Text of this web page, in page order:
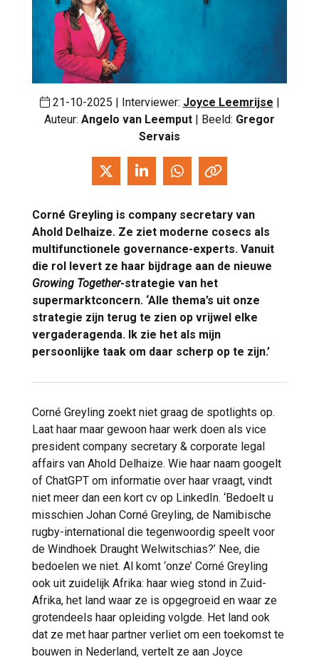
21-10-2025 | Interviewer: Joyce Leemrijse |
Auteur: Angelo van Leemput | Beeld: Gregor
Servais
Corné Greyling is company secretary van
Ahold Delhaize. Ze ziet moderne cosecs als
multifunctionele governance-experts. Vanuit
die rol levert ze haar bijdrage aan de nieuwe
Growing Together-strategie van het
supermarktconcern. ‘Alle thema’s uit onze
strategie zijn terug te zien op vrijwel elke
vergaderagenda. Ik zie het als mijn
persoonlijke taak om daar scherp op te zijn.’
Corné Greyling zoekt niet graag de spotlights op.
Laat haar maar gewoon haar werk doen als vice
president company secretary & corporate legal
affairs van Ahold Delhaize. Wie haar naam googelt
of ChatGPT om informatie over haar vraagt, vindt
niet meer dan een kort cv op LinkedIn. ‘Bedoelt u
misschien Johan Corné Greyling, de Namibische
rugby-international die tegenwoordig speelt voor
de Windhoek Draught Welwitschias?’ Nee, die
bedoelen we niet. Al komt ‘onze’ Corné Greyling
ook uit zuidelijk Afrika: haar wieg stond in Zuid-
Afrika, het land waar ze is opgegroeid en waar ze
grotendeels haar opleiding volgde. Het land ook
dat ze met haar partner verliet om een toekomst te
bouwen in Nederland, vertelt ze aan Joyce